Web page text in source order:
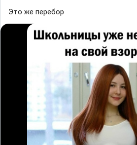
Это же перебор